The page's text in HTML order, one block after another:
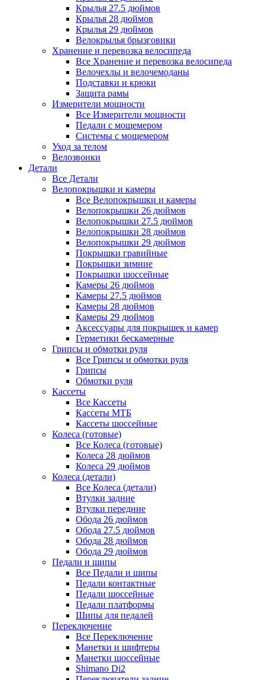
Крылья 27.5 дюймов
Крылья 28 дюймов
Крылья 29 дюймов
Велокрылья брызговики
Хранение и перевозка велосипеда
Все Хранение и перевозка велосипеда
Велочехлы и велочемоданы
Подставки и крюки
Защита рамы
Измерители мощности
Все Измерители мощности
Педали с мощемером
Системы с мощемером
Уход за телом
Велозвонки
Детали
Все Детали
Велопокрышки и камеры
Все Велопокрышки и камеры
Велопокрышки 26 дюймов
Велопокрышки 27.5 дюймов
Велопокрышки 28 дюймов
Велопокрышки 29 дюймов
Покрышки гравийные
Покрышки зимние
Покрышки шоссейные
Камеры 26 дюймов
Камеры 27.5 дюймов
Камеры 28 дюймов
Камеры 29 дюймов
Аксессуары для покрышек и камер
Герметики бескамерные
Грипсы и обмотки руля
Все Грипсы и обмотки руля
Грипсы
Обмотки руля
Кассеты
Все Кассеты
Кассеты МТБ
Кассеты шоссейные
Колеса (готовые)
Все Колеса (готовые)
Колеса 28 дюймов
Колеса 29 дюймов
Колеса (детали)
Все Колеса (детали)
Втулки задние
Втулки передние
Обода 26 дюймов
Обода 27.5 дюймов
Обода 28 дюймов
Обода 29 дюймов
Педали и шипы
Все Педали и шипы
Педали контактные
Педали шоссейные
Педали платформы
Шипы для педалей
Переключение
Все Переключение
Манетки и шифтеры
Манетки шоссейные
Shimano Di2